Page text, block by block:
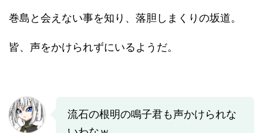
巻島と会えない事を知り、落胆しまくりの坂道。
皆、声をかけられずにいるようだ。
流石の根明の鳴子君も声かけられな